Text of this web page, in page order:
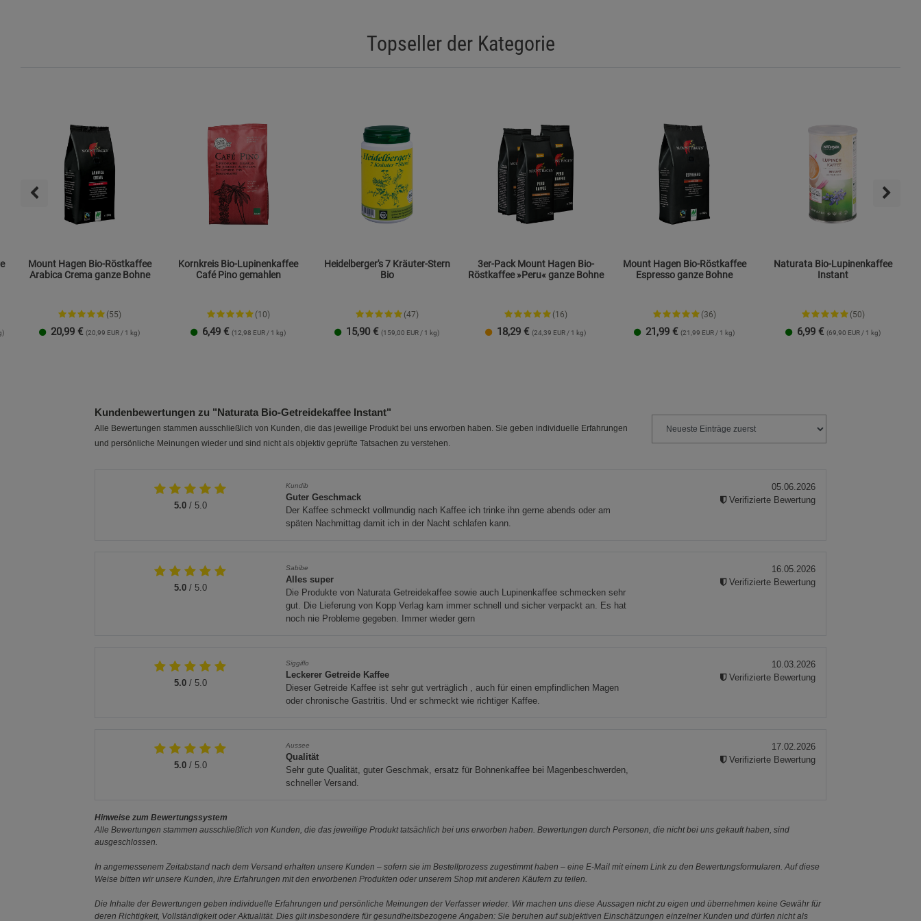
Topseller der Kategorie
Mount Hagen Bio-Röstkaffee
Arabica Crema ganze Bohne
(55)
20,99 € (20,99 EUR / 1 kg)
Kornkreis Bio-Lupinenkaffee
Café Pino gemahlen
(10)
6,49 € (12,98 EUR / 1 kg)
Heidelberger's 7 Kräuter-Stern
Bio
(47)
15,90 € (159,00 EUR / 1 kg)
3er-Pack Mount Hagen Bio-
Röstkaffee »Peru« ganze Bohne
(16)
18,29 € (24,39 EUR / 1 kg)
Mount Hagen Bio-Röstkaffee
Espresso ganze Bohne
(36)
21,99 € (21,99 EUR / 1 kg)
Naturata Bio-Lupinenkaffee
Instant
(50)
6,99 € (69,90 EUR / 1 kg)
Kundenbewertungen zu "Naturata Bio-Getreidekaffee Instant"
Alle Bewertungen stammen ausschließlich von Kunden, die das jeweilige Produkt bei uns erworben haben. Sie geben individuelle Erfahrungen
und persönliche Meinungen wieder und sind nicht als objektiv geprüfte Tatsachen zu verstehen.
5.0/ 5.0
Kundib
Guter Geschmack
Der Kaffee schmeckt vollmundig nach Kaffee ich trinke ihn gerne abends oder am
späten Nachmittag damit ich in der Nacht schlafen kann.
05.06.2026
Verifizierte Bewertung
5.0/ 5.0
Sabibe
Alles super
Die Produkte von Naturata Getreidekaffee sowie auch Lupinenkaffee schmecken sehr
gut. Die Lieferung von Kopp Verlag kam immer schnell und sicher verpackt an. Es hat
noch nie Probleme gegeben. Immer wieder gern
16.05.2026
Verifizierte Bewertung
5.0/ 5.0
Siggiflo
Leckerer Getreide Kaffee
Dieser Getreide Kaffee ist sehr gut verträglich , auch für einen empfindlichen Magen
oder chronische Gastritis. Und er schmeckt wie richtiger Kaffee.
10.03.2026
Verifizierte Bewertung
5.0/ 5.0
Aussee
Qualität
Sehr gute Qualität, guter Geschmak, ersatz für Bohnenkaffee bei Magenbeschwerden,
schneller Versand.
17.02.2026
Verifizierte Bewertung
Hinweise zum Bewertungssystem
Alle Bewertungen stammen ausschließlich von Kunden, die das jeweilige Produkt tatsächlich bei uns erworben haben. Bewertungen durch Personen, die nicht bei uns gekauft haben, sind
ausgeschlossen.
In angemessenem Zeitabstand nach dem Versand erhalten unsere Kunden – sofern sie im Bestellprozess zugestimmt haben – eine E-Mail mit einem Link zu den Bewertungsformularen. Auf diese
Weise bitten wir unsere Kunden, ihre Erfahrungen mit den erworbenen Produkten oder unserem Shop mit anderen Käufern zu teilen.
Die Inhalte der Bewertungen geben individuelle Erfahrungen und persönliche Meinungen der Verfasser wieder. Wir machen uns diese Aussagen nicht zu eigen und übernehmen keine Gewähr für
deren Richtigkeit, Vollständigkeit oder Aktualität. Dies gilt insbesondere für gesundheitsbezogene Angaben: Sie beruhen auf subjektiven Einschätzungen einzelner Kunden und dürfen nicht als
Beschreibung Statistik Cookies
anzeigen
Cookie-Informationen anzeigen
Datenschutzerklärung